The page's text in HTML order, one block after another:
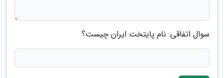
سوال اتفاقی: نام پایتخت ایران چیست؟